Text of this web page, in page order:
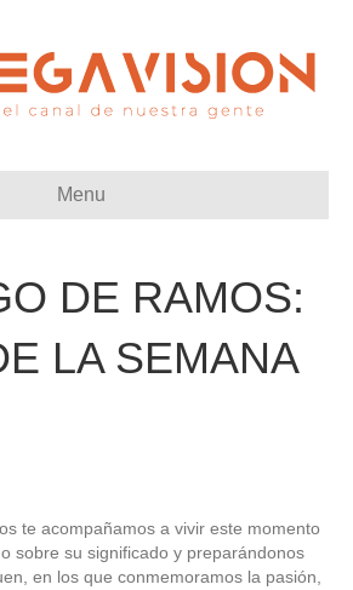
Menu
DE RAMOS:
LA SEMANA
te acompañamos a vivir este momento
sobre su significado y preparándonos
en los que conmemoramos la pasión,